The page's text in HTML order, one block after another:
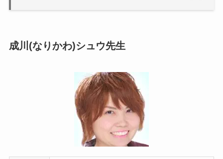
成川(なりかわ)シュウ先生